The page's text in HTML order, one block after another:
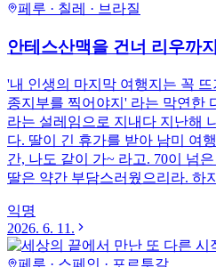
페루 · 칠레 · 브라질
안테스산맥을 건너 리우까
'내 인생의 마지막 여행지는 꼭
종지부를 찍어야지' 라는 막연한
라는 설레임으로 지내다 지난해
다. 딸이 긴 휴가를 받아 남미 여
간, 나도 같이 가~ 라고. 70이 넘
딸은 약간 부담스러웠으리라. 하
익명
2026. 6. 11.
페루 · 스페인 · 포르투갈